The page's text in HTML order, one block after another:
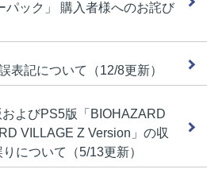
パック」 購入者様へのお詫び
表記について（12/8更新）
よびPS5版「BIOHAZARD
VILLAGE Z Version」の収
について（5/13更新）